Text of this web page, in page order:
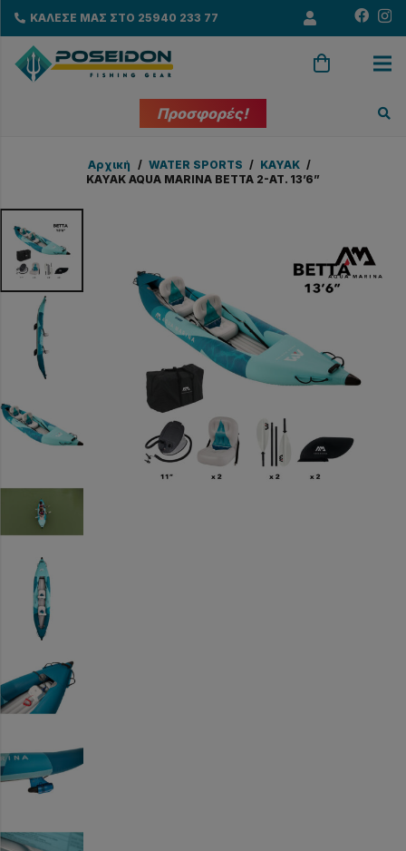
ΚΑΛΕΣΕ ΜΑΣ ΣΤΟ 25940 233 77
Προσφορές!
Αρχική / WATER SPORTS / KAYAK /
KAYAK AQUA MARINA BETTA 2-AT. 13’6”